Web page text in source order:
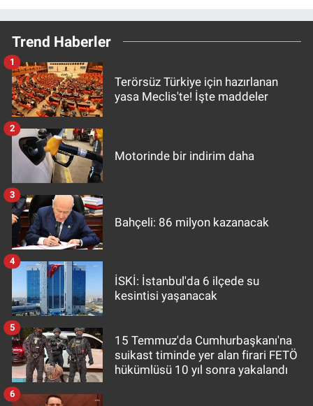
Trend Haberler
Terörsüz Türkiye için hazırlanan
yasa Meclis'te! İşte maddeler
1
Motorinde bir indirim daha
2
Bahçeli: 86 milyon kazanacak
3
İSKİ: İstanbul'da 6 ilçede su
kesintisi yaşanacak
4
15 Temmuz'da Cumhurbaşkanı'na
suikast timinde yer alan firari FETÖ
hükümlüsü 10 yıl sonra yakalandı
5
6